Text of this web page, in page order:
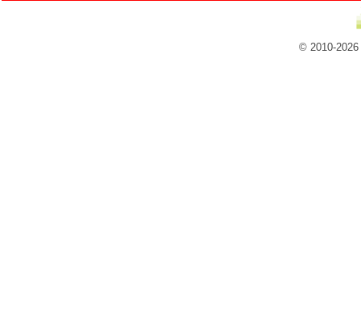
© 2010-2026